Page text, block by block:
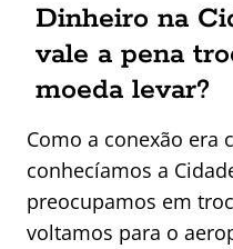
Dinheiro na
vale a pena
moeda levar?
Como a conexão era
conhecíamos a
preocupamos em
voltamos para o